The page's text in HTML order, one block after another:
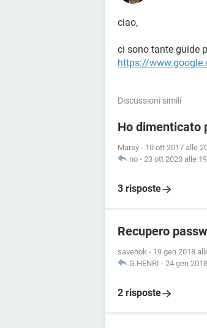
ciao,
ci sono tante guide
https://
Discussioni simili
Ho dimenticato
Marsy - 10 ott 2017 alle
no - 23 ott 2020 alle
3 risposte
Recupero
savenok - 19 gen 2018
G.HENRI - 24 gen
2 risposte